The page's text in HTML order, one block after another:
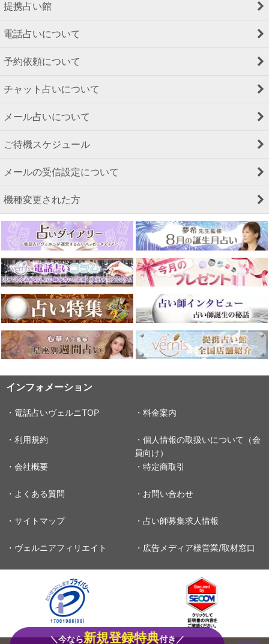
＼今なら新規登録特典付き／
提携占い館
電話占いについて
予約依頼について
チャット占いについて
メール占いについて
ご待機スケジュール
メールの受信設定について
機種変更された方
インフォメーション
・電話占いヴェルニTOP ・料金案内
・利用規約
・個人情報の取扱いについて（会
員向け）
・会社概要
・特定商取引
・よくある質問 ・お問い合わせ
・サイトマップ ・占い師募集求人情報
・ヴェルニアフィリエイト ・広告メディア様営業/取材窓口